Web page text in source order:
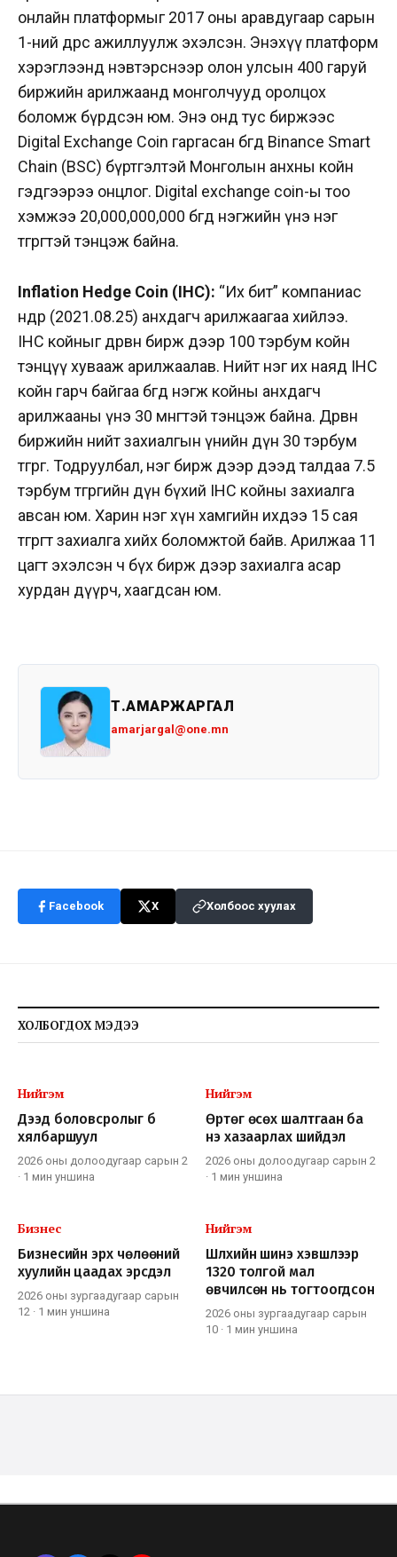
онлайн платформыг 2017 оны аравдугаар сарын
1-ний өдрөөс ажиллуулж эхэлсэн. Энэхүү платформ
хэрэглээнд нэвтэрснээр олон улсын 400 гаруй
биржийн арилжаанд монголчууд оролцох
боломж бүрдсэн юм. Энэ онд тус биржээс
Digital Exchange Coin гаргасан бөгөөд Binance Smart
Chain (BSC) бүртгэлтэй Монголын анхны койн
гэдгээрээ онцлог. Digital exchange coin-ы тоо
хэмжээ 20,000,000,000 бөгөөд нэгжийн үнэ нэг
төгрөгтэй тэнцэж байна.
Inflation Hedge Coin (IHC): “Их бит” компаниас
өнөөдөр (2021.08.25) анхдагч арилжаагаа хийлээ.
IHC койныг дөрвөн бирж дээр 100 тэрбум койн
тэнцүү хувааж арилжаалав. Нийт нэг их наяд IHC
койн гарч байгаа бөгөөд нэгж койны анхдагч
арилжааны үнэ 30 мөнгөтэй тэнцэж байна. Дөрвөн
биржийн нийт захиалгын үнийн дүн 30 тэрбум
төгрөг. Тодруулбал, нэг бирж дээр дээд талдаа 7.5
тэрбум төгрөгийн дүн бүхий IHC койны захиалга
авсан юм. Харин нэг хүн хамгийн ихдээ 15 сая
төгрөгт захиалга хийх боломжтой байв. Арилжаа 11
цагт эхэлсэн ч бүх бирж дээр захиалга асар
хурдан дүүрч, хаагдсан юм.
Т.АМАРЖАРГАЛ
amarjargal@one.mn
Facebook X Холбоос хуулах
ХОЛБОГДОХ МЭДЭЭ
Нийгэм
Дээд боловсролыг бүү
хялбаршуул
2026 оны долоодугаар сарын 2
· 1 мин уншина
Нийгэм
Өртөг өсөх шалтгаан ба
үнэ хазаарлах шийдэл
2026 оны долоодугаар сарын 2
· 1 мин уншина
Бизнес
Бизнесийн эрх чөлөөний
хуулийн цаадах эрсдэл
2026 оны зургаадугаар сарын
12 · 1 мин уншина
Нийгэм
Шүлхийн шинэ хэвшлээр
1320 толгой мал
өвчилсөн нь тогтоогдсон
2026 оны зургаадугаар сарын
10 · 1 мин уншина